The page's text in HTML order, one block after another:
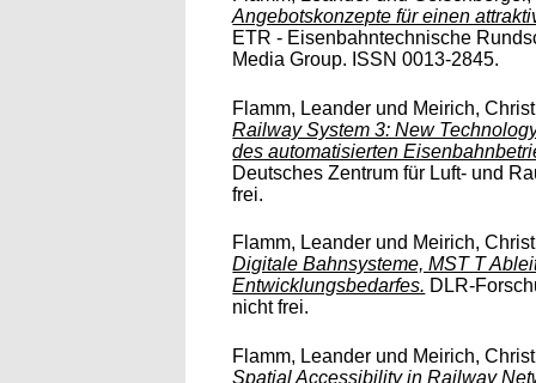
Angebotskonzepte für einen
ETR - Eisenbahntechnische
Media Group. ISSN 0013-2845.
Flamm, Leander und Meirich,
Railway System 3: New
des automatisierten
Deutsches Zentrum für Luft- und
frei.
Flamm, Leander und Meirich,
Digitale Bahnsysteme, MST T
Entwicklungsbedarfes. DLR-
nicht frei.
Flamm, Leander und Meirich,
Spatial Accessibility in Railway